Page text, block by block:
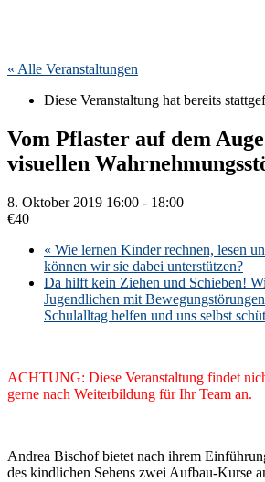
« Alle Veranstaltungen
Diese Veranstaltung hat bereits
Vom Pflaster auf dem
visuellen
8. Oktober 2019 16:00 - 18:00
€40
« Wie lernen Kinder rechnen, lesen
können wir sie dabei unterstützen?
Da hilft kein Ziehen und Schieben!
Jugendlichen mit
Schulalltag helfen und uns selbst
ACHTUNG: Diese Veranstaltung findet
gerne nach Weiterbildung für Ihr Team an.
Andrea Bischof bietet nach ihrem
des kindlichen Sehens zwei Aufbau-Kurse